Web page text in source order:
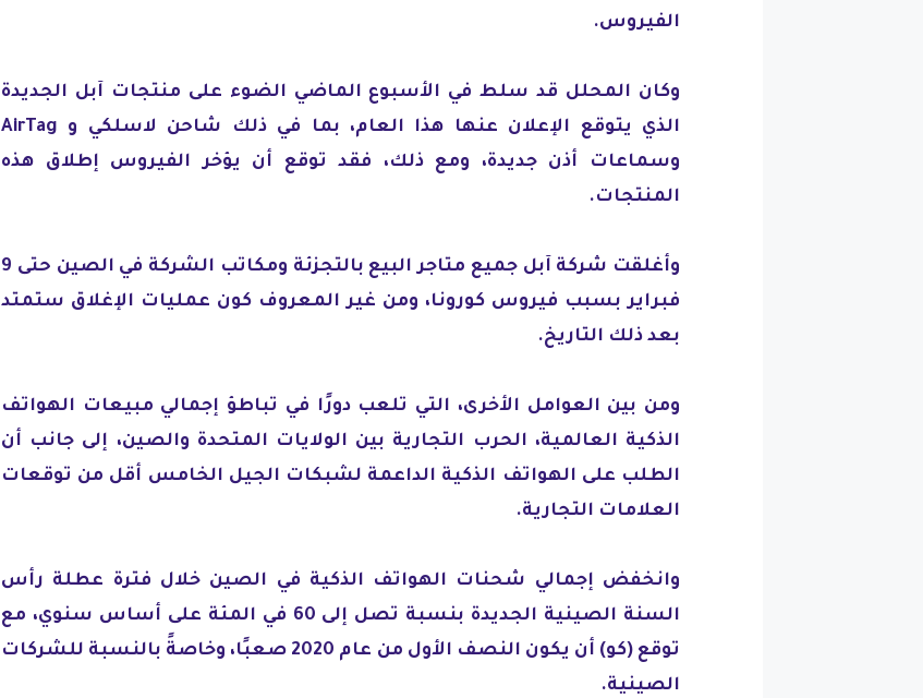
الفيروس.
وكان المحلل قد سلط في الأسبوع الماضي الضوء على منتجات آبل الجديدة
الذي يتوقع الإعلان عنها هذا العام، بما في ذلك شاحن لاسلكي و AirTag
وسماعات أذن جديدة، ومع ذلك، فقد توقع أن يؤخر الفيروس إطلاق هذه
المنتجات.
وأغلقت شركة آبل جميع متاجر البيع بالتجزئة ومكاتب الشركة في الصين حتى 9
فبراير بسبب فيروس كورونا، ومن غير المعروف كون عمليات الإغلاق ستمتد
بعد ذلك التاريخ.
ومن بين العوامل الأخرى، التي تلعب دورًا في تباطؤ إجمالي مبيعات الهواتف
الذكية العالمية، الحرب التجارية بين الولايات المتحدة والصين، إلى جانب أن
الطلب على الهواتف الذكية الداعمة لشبكات الجيل الخامس أقل من توقعات
العلامات التجارية.
وانخفض إجمالي شحنات الهواتف الذكية في الصين خلال فترة عطلة رأس
السنة الصينية الجديدة بنسبة تصل إلى 60 في المئة على أساس سنوي، مع
توقع (كو) أن يكون النصف الأول من عام 2020 صعبًا، وخاصةً بالنسبة للشركات
الصينية.